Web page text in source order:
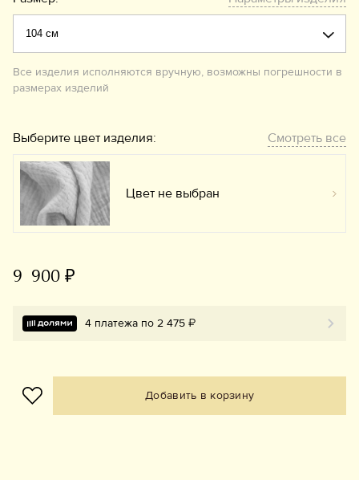
Все изделия исполняются вручную, возможны погрешности в
размерах изделий
Выберите цвет изделия: Смотреть все
Цвет не выбран
9 900 ₽
4 платежа по 2 475 ₽
Добавить в корзину